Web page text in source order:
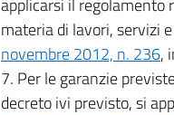
applicarsi il regolamento
materia di lavori, servizi
novembre 2012, n. 236,
7. Per le garanzie
decreto ivi previsto, si